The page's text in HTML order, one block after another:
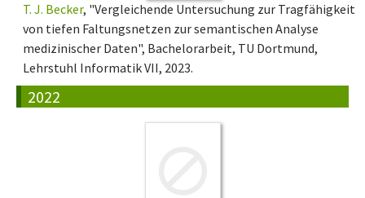
T. J. Becker, "Vergleichende Untersuchung zur Tragfähigkeit
von tiefen Faltungsnetzen zur semantischen Analyse
medizinischer Daten", Bachelorarbeit, TU Dortmund,
Lehrstuhl Informatik VII, 2023.
2022